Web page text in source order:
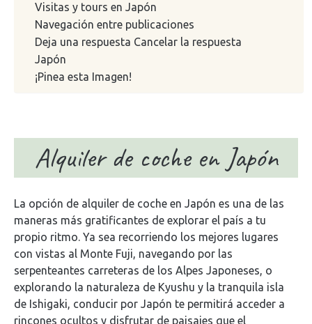
Visitas y tours en Japón
Navegación entre publicaciones
Deja una respuesta Cancelar la respuesta
Japón
¡Pinea esta Imagen!
Alquiler de coche en Japón
La opción de alquiler de coche en Japón es una de las
maneras más gratificantes de explorar el país a tu
propio ritmo. Ya sea recorriendo los mejores lugares
con vistas al Monte Fuji, navegando por las
serpenteantes carreteras de los Alpes Japoneses, o
explorando la naturaleza de Kyushu y la tranquila isla
de Ishigaki, conducir por Japón te permitirá acceder a
rincones ocultos y disfrutar de paisajes que el